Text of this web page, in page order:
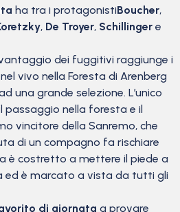
ha tra i protagonistiBoucher,
, De Troyer, Schillinger e
dei fuggitivi raggiunge i
vivo nella Foresta di Arenberg
una grande selezione. L’unico
passaggio nella foresta e il
vincitore della Sanremo, che
di un compagno fa rischiare
è costretto a mettere il piede a
ed è marcato a vista da tutti gli
di giornata a provare